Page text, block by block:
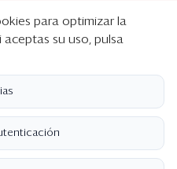
para optimizar la
su uso, pulsa